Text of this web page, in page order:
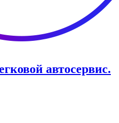
автосервис.